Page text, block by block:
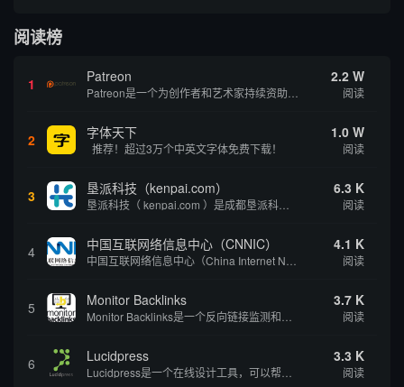
阅读榜
1 Patreon 2.2 W
阅读
2 字体天下
推荐！超过3万个中英文字体免费下载！
1.0 W
阅读
3 垦派科技（kenpai.com） 6.3 K
阅读
4 中国互联网络信息中心（CNNIC） 4.1 K
阅读
5 Monitor Backlinks 3.7 K
阅读
6 Lucidpress 3.3 K
阅读